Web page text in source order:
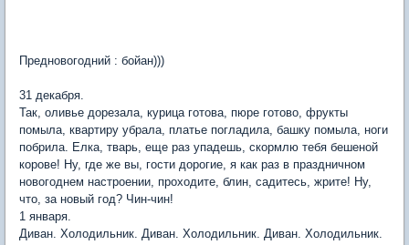
Предновогодний : бойан)))
31 декабря.
Так, оливье дорезала, курица готова, пюре готово, фрукты
помыла, квартиру убрала, платье погладила, башку помыла, ноги
побрила. Елка, тварь, еще раз упадешь, скормлю тебя бешеной
корове! Ну, где же вы, гости дорогие, я как раз в праздничном
новогоднем настроении, проходите, блин, садитесь, жрите! Ну,
что, за новый год? Чин-чин!
1 января.
Диван. Холодильник. Диван. Холодильник. Диван. Холодильник.